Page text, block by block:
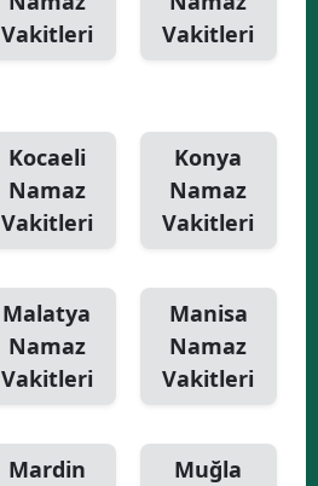
Vakitleri
Vakitleri
Kocaeli
Namaz
Vakitleri
Konya
Namaz
Vakitleri
Malatya
Namaz
Vakitleri
Manisa
Namaz
Vakitleri
Mardin
Muğla